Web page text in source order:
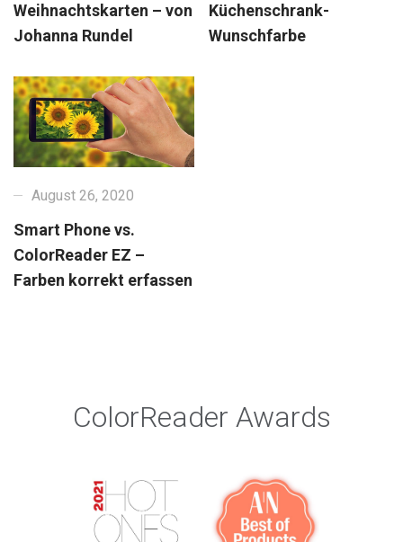
Weihnachtskarten – von
Johanna Rundel
Küchenschrank-
Wunschfarbe
August 26, 2020
Smart Phone vs.
ColorReader EZ –
Farben korrekt erfassen
ColorReader Awards